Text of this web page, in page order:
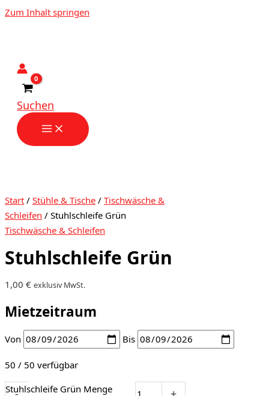
Zum Inhalt springen
Suchen
Start / Stühle & Tische / Tischwäsche &
Schleifen / Stuhlschleife Grün
Tischwäsche & Schleifen
Stuhlschleife Grün
1,00 € exklusiv MwSt.
Mietzeitraum
Von Bis
50 / 50 verfügbar
Stuhlschleife Grün Menge